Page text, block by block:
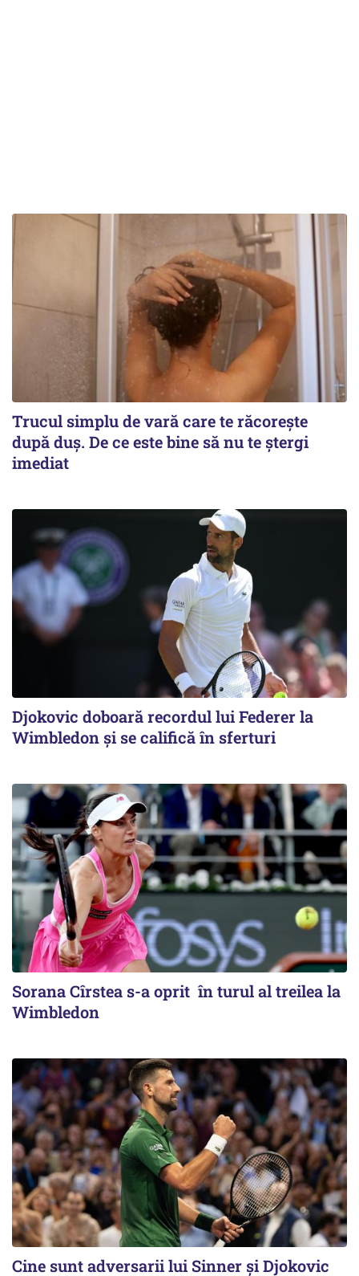
Trucul simplu de vară care te răcorește
după duș. De ce este bine să nu te ștergi
imediat
Djokovic doboară recordul lui Federer la
Wimbledon și se califică în sferturi
Sorana Cîrstea s-a oprit în turul al treilea la
Wimbledon
Cine sunt adversarii lui Sinner şi Djokovic